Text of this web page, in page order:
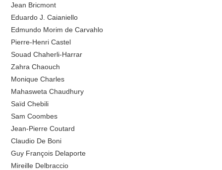
Jean Bricmont
Eduardo J. Caianiello
Edmundo Morim de Carvahlo
Pierre-Henri Castel
Souad Chaherli-Harrar
Zahra Chaouch
Monique Charles
Mahasweta Chaudhury
Saïd Chebili
Sam Coombes
Jean-Pierre Coutard
Claudio De Boni
Guy François Delaporte
Mireille Delbraccio